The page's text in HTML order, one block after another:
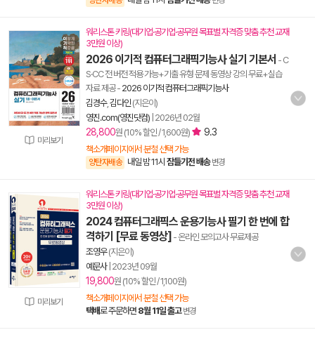
미리보기
워리스톤 키링(대기업·공기업·공무원 목표별 자격증 맞춤 추천 교재
3만원 이상)
2026 이기적 컴퓨터그래픽기능사 실기 기본서 - C
S·CC 전 버전 적용 가능+기출 유형 문제 동영상 강의 무료+실습
자료 제공- 2026 이기적 컴퓨터그래픽기능사
김경수, 김다인 (지은이)
영진.com(영진닷컴) 2026년 02월
28,800원 (10% 할인 / 1,600원) 9.3
책소개페이지에서 분철 선택 가능
양탄자배송 내일 밤 11시 잠들기전 배송 변경
미리보기
워리스톤 키링(대기업·공기업·공무원 목표별 자격증 맞춤 추천 교재
3만원 이상)
2024 컴퓨터그래픽스 운용기능사 필기 한 번에 합
격하기 [무료 동영상] - 온라인 모의고사 무료제공
조영우(지은이)
예문사| 2023년 09월
19,800원 (10% 할인 / 1,100원)
책소개페이지에서 분철 선택 가능
택배로 주문하면 8월 11일 출고 변경